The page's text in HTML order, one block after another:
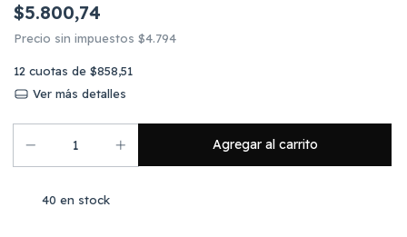
$5.800,74
Precio sin impuestos $4.794
12 cuotas de $858,51
Ver más detalles
40 en stock